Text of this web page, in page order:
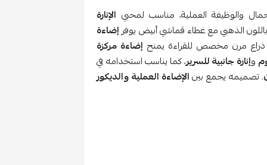
والوظيفة العملية، مناسب لمحبي الإنارة
الذهبي مع غطاء قماشي أبيض يوفرإضاءة
ذراع مرن مخصص للقراءة يمنح إضاءة مركزة
وإنارة جانبية للسرير، كما يناسب استخدامه في
. تصميمه يجمع بينالإضاءة العملية والديكور